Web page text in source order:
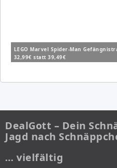
LEGO Marvel Spider-Man
32,99€ statt 39,49€
DealGott – Dein
Jagd nach
… vielfältig